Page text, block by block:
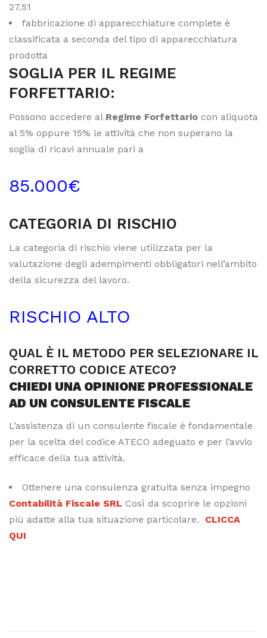
27.51
fabbricazione di apparecchiature complete è
classificata a seconda del tipo di apparecchiatura
prodotta
SOGLIA PER IL REGIME
FORFETTARIO:
Possono accedere al Regime Forfettario con aliquota
al 5% oppure 15% le attività che non superano la
soglia di ricavi annuale pari a
85.000€
CATEGORIA DI RISCHIO
La categoria di rischio viene utilizzata per la
valutazione degli adempimenti obbligatori nell’ambito
della sicurezza del lavoro.
RISCHIO ALTO
QUAL È IL METODO PER SELEZIONARE IL
CORRETTO CODICE ATECO?
CHIEDI UNA OPINIONE PROFESSIONALE
AD UN CONSULENTE FISCALE
L’assistenza di un consulente fiscale è fondamentale
per la scelta del codice ATECO adeguato e per l’avvio
efficace della tua attività.
Ottenere una consulenza gratuita senza impegno
Contabilità Fiscale SRL Così da scoprire le opzioni
più adatte alla tua situazione particolare. CLICCA
QUI